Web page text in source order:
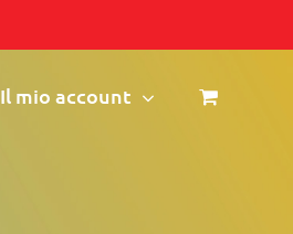
Il mio account